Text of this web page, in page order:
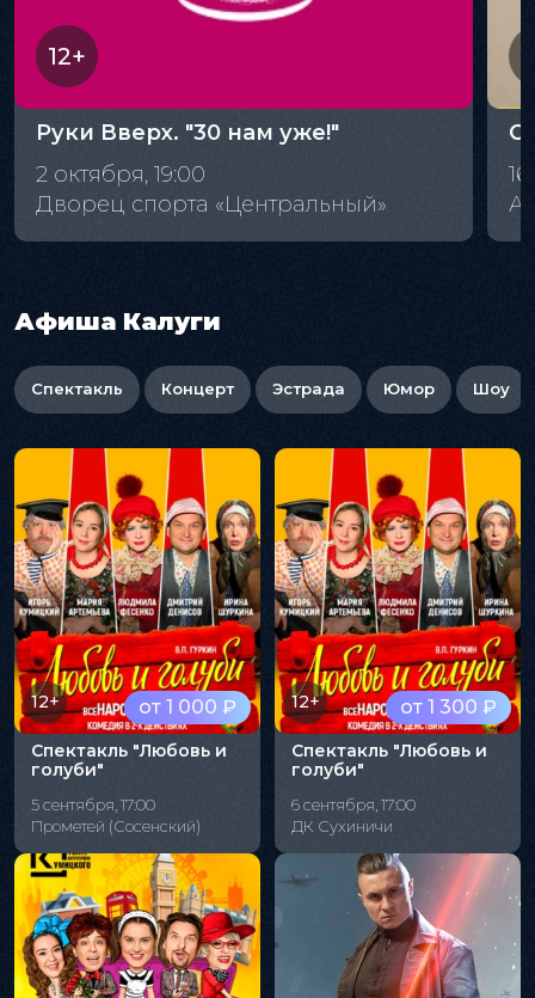
12+
Руки Вверх. "30 нам уже!"
2 октября, 19:00
Дворец спорта «Центральный»
Афиша Калуги
Спектакль Концерт Эстрада Юмор Шоу
от 1 000 ₽
12+
Спектакль "Любовь и
голуби"
5 сентября, 17:00
Прометей (Сосенский)
от 1 300 ₽
12+
Спектакль "Любовь и
голуби"
6 сентября, 17:00
ДК Сухиничи